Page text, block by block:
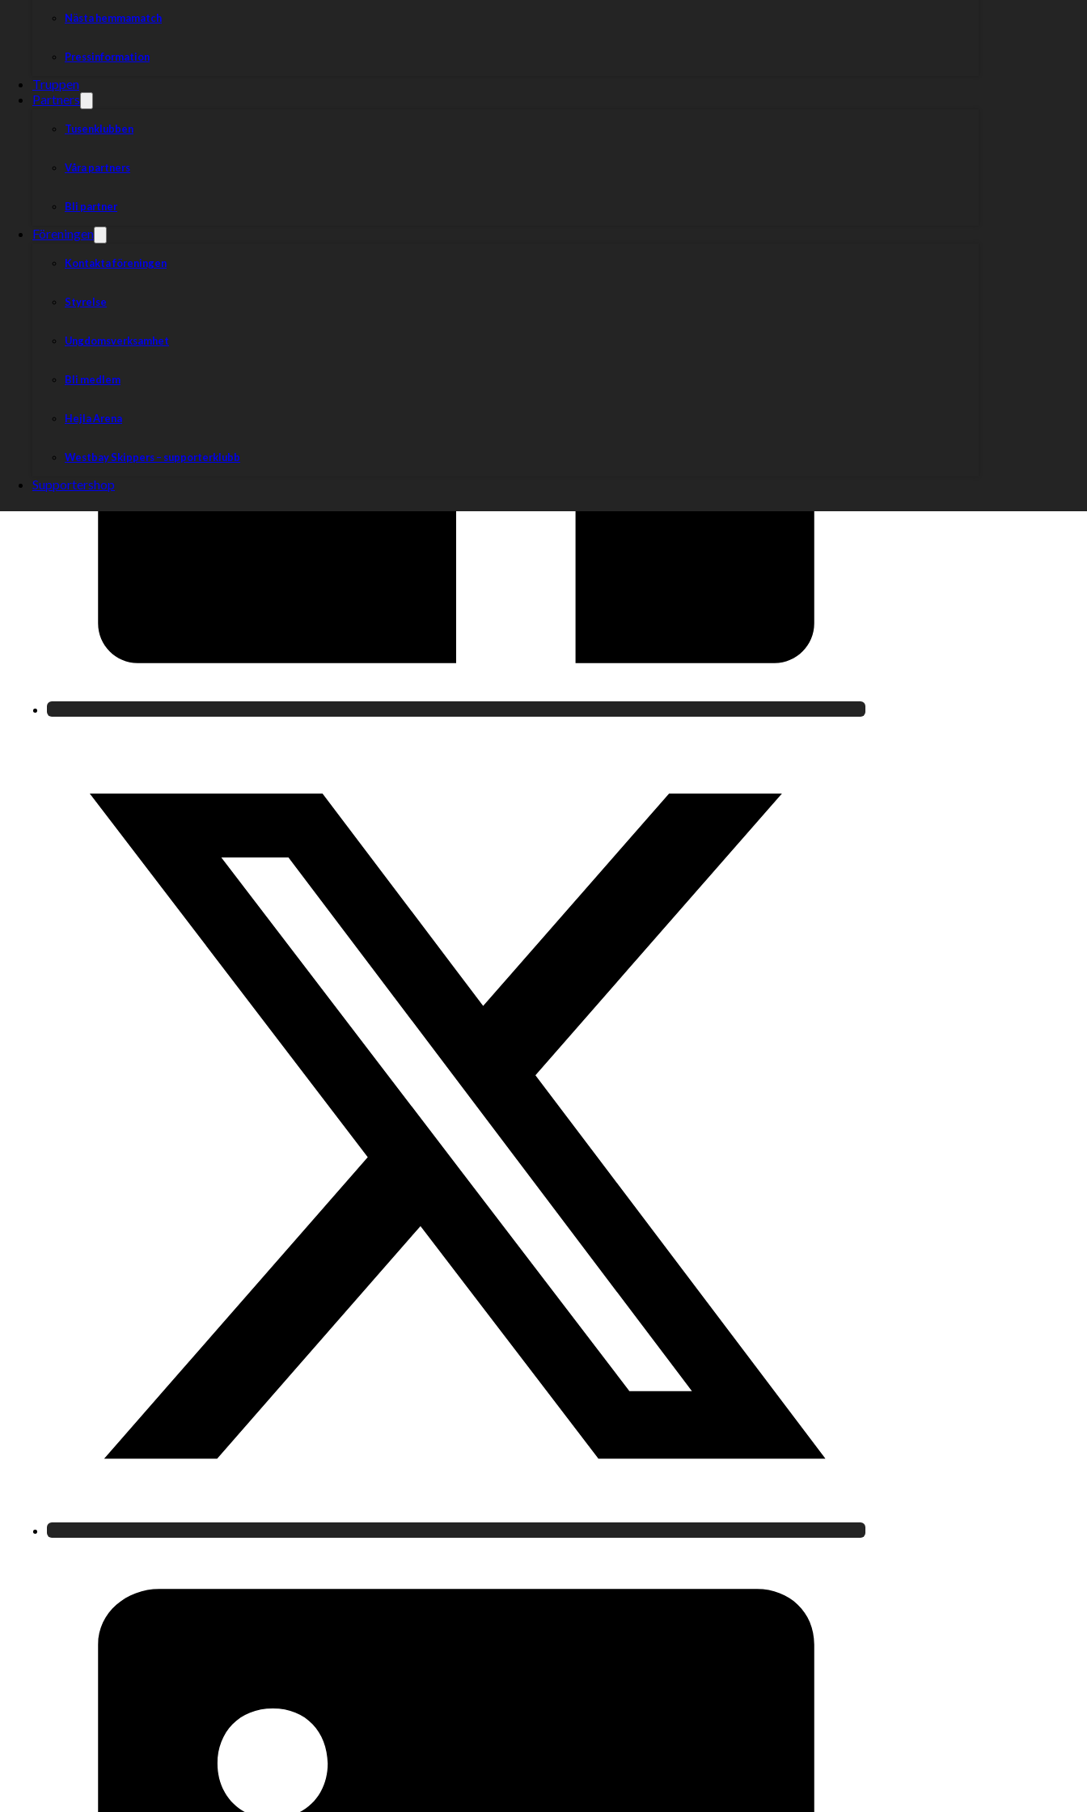
Nästa hemmamatch
Pressinformation
Truppen
Partners
Tusenklubben
Våra partners
Bli partner
Föreningen
Kontakta föreningen
Styrelse
Ungdomsverksamhet
Bli medlem
Hejla Arena
Westbay Skippers – supporterklubb
Supportershop